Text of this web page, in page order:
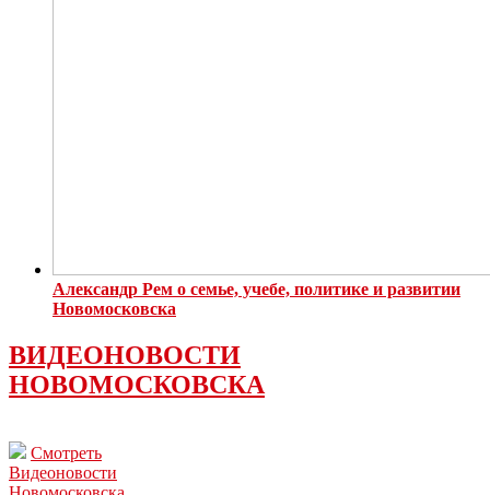
Александр Рем о семье, учебе, политике и развитии
Новомосковска
ВИДЕОНОВОСТИ
НОВОМОСКОВСКА
Смотреть
Видеоновости